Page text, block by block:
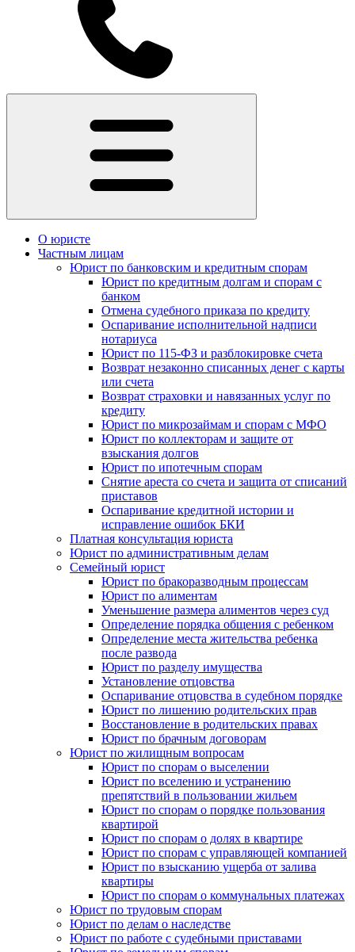
О юристе
Частным лицам
Юрист по банковским и кредитным спорам
Юрист по кредитным долгам и спорам с
банком
Отмена судебного приказа по кредиту
Оспаривание исполнительной надписи
нотариуса
Юрист по 115-ФЗ и разблокировке счета
Возврат незаконно списанных денег с карты
или счета
Возврат страховки и навязанных услуг по
кредиту
Юрист по микрозаймам и спорам с МФО
Юрист по коллекторам и защите от
взыскания долгов
Юрист по ипотечным спорам
Снятие ареста со счета и защита от списаний
приставов
Оспаривание кредитной истории и
исправление ошибок БКИ
Платная консультация юриста
Юрист по административным делам
Семейный юрист
Юрист по бракоразводным процессам
Юрист по алиментам
Уменьшение размера алиментов через суд
Определение порядка общения с ребенком
Определение места жительства ребенка
после развода
Юрист по разделу имущества
Установление отцовства
Оспаривание отцовства в судебном порядке
Юрист по лишению родительских прав
Восстановление в родительских правах
Юрист по брачным договорам
Юрист по жилищным вопросам
Юрист по спорам о выселении
Юрист по вселению и устранению
препятствий в пользовании жильем
Юрист по спорам о порядке пользования
квартирой
Юрист по спорам о долях в квартире
Юрист по спорам с управляющей компанией
Юрист по взысканию ущерба от залива
квартиры
Юрист по спорам о коммунальных платежах
Юрист по трудовым спорам
Юрист по делам о наследстве
Юрист по работе с судебными приставами